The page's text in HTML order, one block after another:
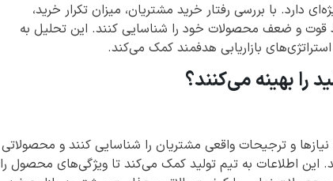
دارد. با بررسی رفتار خرید مشتریان، میزان تکرار خرید،
قوت و ضعف محصولات خود را شناسایی کنند. این تحلیل به
بازاریابی هدفمند کمک می‌کند.
را بهینه می‌کنند؟
و ترجیحات واقعی مشتریان را شناسایی کنند و محصولاتی
این اطلاعات به تیم تولید کمک می‌کند تا ویژگی‌های محصول را